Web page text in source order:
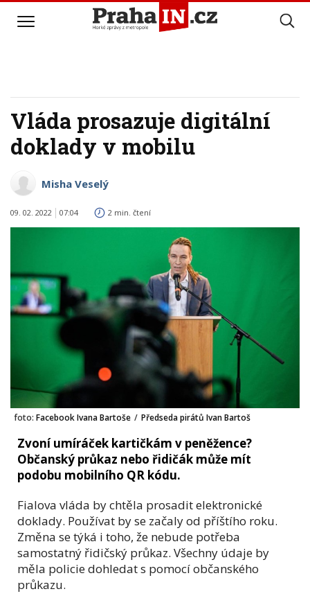
Vláda prosazuje digitální
doklady v mobilu
Misha Veselý
09. 02. 2022 07:04 2 min. čtení
foto: Facebook Ivana Bartoše / Předseda pirátů Ivan Bartoš
Zvoní umíráček kartičkám v peněžence?
Občanský průkaz nebo řidičák může mít
podobu mobilního QR kódu.
Fialova vláda by chtěla prosadit elektronické
doklady. Používat by se začaly od příštího roku.
Změna se týká i toho, že nebude potřeba
samostatný řidičský průkaz. Všechny údaje by
měla policie dohledat s pomocí občanského
průkazu.